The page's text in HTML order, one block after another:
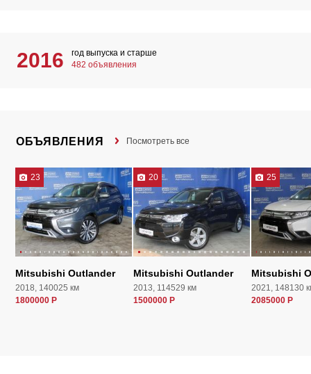
2016
год выпуска и старше
482 объявления
ОБЪЯВЛЕНИЯ Посмотреть все
23
Mitsubishi Outlander
2018, 140025 км
1800000 Р
20
Mitsubishi Outlander
2013, 114529 км
1500000 Р
25
Mitsubishi
2021, 148130
2085000 Р